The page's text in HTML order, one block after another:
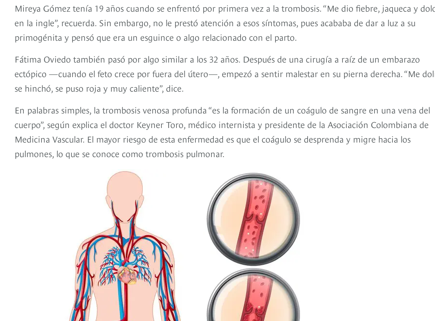
Mireya Gómez tenía 19 años cuando se enfrentó por primera vez a la trombosis. “Me dio fiebre, jaqueca y
en la ingle”, recuerda. Sin embargo, no le prestó atención a esos síntomas, pues acababa de dar a luz a su
primogénita y pensó que era un esguince o algo relacionado con el parto.
Fátima Oviedo también pasó por algo similar a los 32 años. Después de una cirugía a raíz de un embarazo
ectópico —cuando el feto crece por fuera del útero—, empezó a sentir malestar en su pierna derecha. “Me
se hinchó, se puso roja y muy caliente”, dice.
En palabras simples, la trombosis venosa profunda “es la formación de un coágulo de sangre en una vena del
cuerpo”, según explica el doctor Keyner Toro, médico internista y presidente de la Asociación Colombiana de
Medicina Vascular. El mayor riesgo de esta enfermedad es que el coágulo se desprenda y migre hacia los
pulmones, lo que se conoce como trombosis pulmonar.